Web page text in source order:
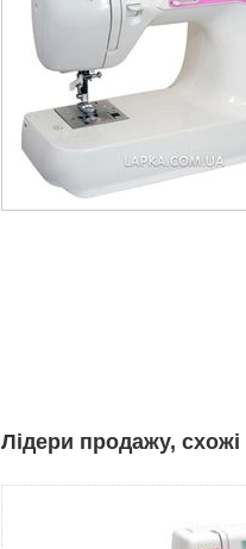
Лідери продажу,